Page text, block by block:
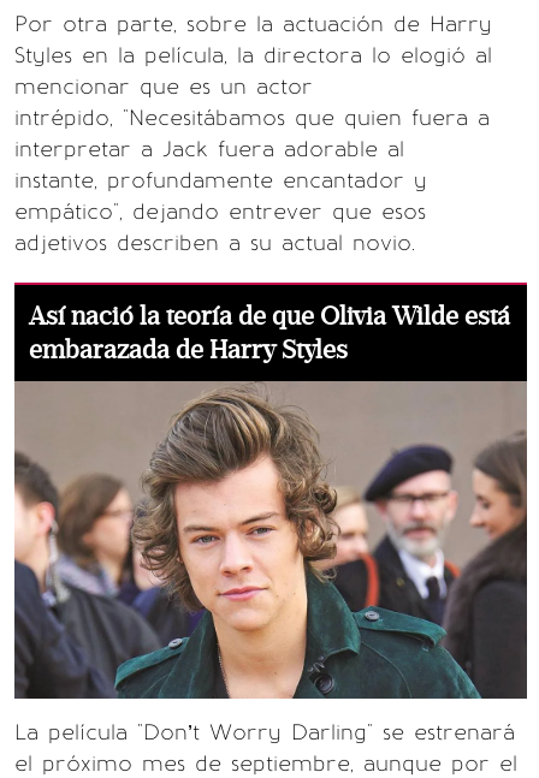
Por otra parte, sobre la actuación de Harry
Styles en la película, la directora lo elogió al
mencionar que es un actor
intrépido, "Necesitábamos que quien fuera a
interpretar a Jack fuera adorable al
instante, profundamente encantador y
empático", dejando entrever que esos
adjetivos describen a su actual novio.
Así nació la teoría de que Olivia Wilde está
embarazada de Harry Styles
La película "Don’t Worry Darling" se estrenará
el próximo mes de septiembre, aunque por el